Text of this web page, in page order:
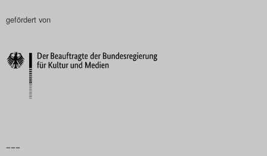
Nutzungsbedingungen
gefördert von
–––